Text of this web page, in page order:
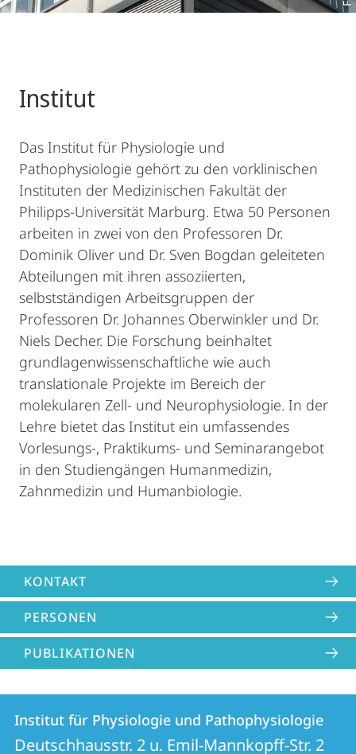
Institut
Das Institut für Physiologie und
Pathophysiologie gehört zu den vorklinischen
Instituten der Medizinischen Fakultät der
Philipps-Universität Marburg. Etwa 50 Personen
arbeiten in zwei von den Professoren Dr.
Dominik Oliver und Dr. Sven Bogdan geleiteten
Abteilungen mit ihren assoziierten,
selbstständigen Arbeitsgruppen der
Professoren Dr. Johannes Oberwinkler und Dr.
Niels Decher. Die Forschung beinhaltet
grundlagenwissenschaftliche wie auch
translationale Projekte im Bereich der
molekularen Zell- und Neurophysiologie. In der
Lehre bietet das Institut ein umfassendes
Vorlesungs-, Praktikums- und Seminarangebot
in den Studiengängen Humanmedizin,
Zahnmedizin und Humanbiologie.
KONTAKT
PERSONEN
PUBLIKATIONEN
Kontakt
und
Kontaktinformationen
Institut
Institut für Physiologie und Pathophysiologie
Deutschhausstr. 2 u. Emil-Mannkopff-Str. 2